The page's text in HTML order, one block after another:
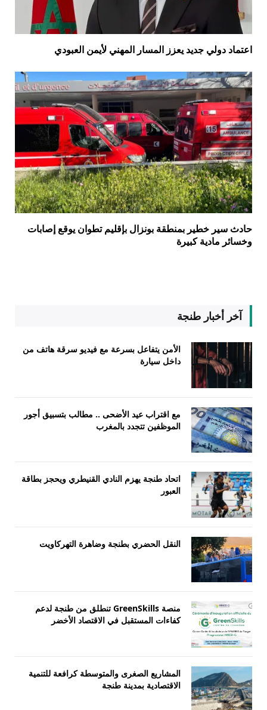
اعتماد دولي جديد يعزز المسار المهني لأيمن العبودي
حادث سير خطير بمنطقة بونزال بإقليم تطوان يوقع إصابات
وخسائر مادية كبيرة
آخر أخبار طنجة
الأمن يتفاعل بسرعة مع فيديو سرقة هاتف من
داخل سيارة
مع اقتراب عيد الأضحى .. مطالب بتسبيق أجور
الموظفين تتجدد بالمغرب
اتحاد طنجة يهزم النادي القنيطري ويحجز بطاقة
العبور
النقل الحضري بطنجة وضاهرة التهركاويت
منصة GreenSkills تنطلق من طنجة لدعم
كفاءات المستقبل في الاقتصاد الأخضر
المشاريع الصغرى والمتوسطة كرافعة للتنمية
الاقتصادية بمدينة طنجة